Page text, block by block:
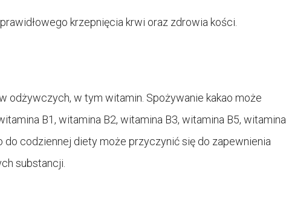
krzepnięcia krwi oraz zdrowia kości.
odżywczych, w tym witamin. Spożywanie kakao może
B1, witamina B2, witamina B3, witamina B5, witamina
do codziennej diety może przyczynić się do zapewnienia
substancji.